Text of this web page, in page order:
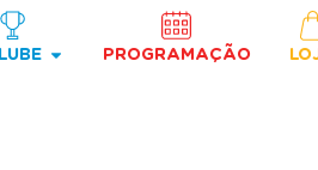
PROGRAMAÇÃO